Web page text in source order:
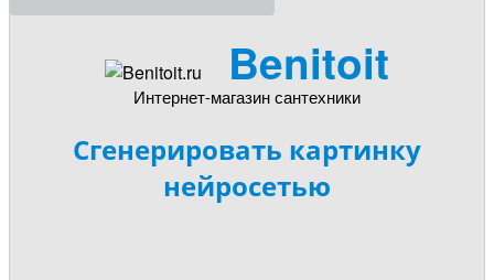
Benitoit
Интернет-магазин сантехники
Сгенерировать картинку
нейросетью